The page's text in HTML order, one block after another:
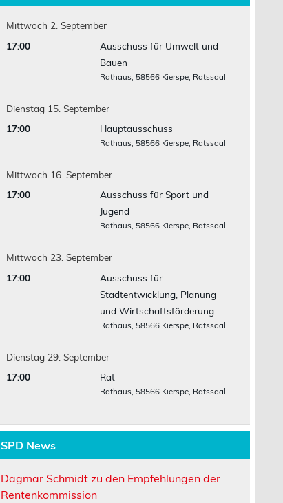
Mittwoch 2. September
17:00
Ausschuss für Umwelt und
Bauen
Rathaus, 58566 Kierspe, Ratssaal
Dienstag 15. September
17:00
Hauptausschuss
Rathaus, 58566 Kierspe, Ratssaal
Mittwoch 16. September
17:00
Ausschuss für Sport und
Jugend
Rathaus, 58566 Kierspe, Ratssaal
Mittwoch 23. September
17:00
Ausschuss für
Stadtentwicklung, Planung
und Wirtschaftsförderung
Rathaus, 58566 Kierspe, Ratssaal
Dienstag 29. September
17:00
Rat
Rathaus, 58566 Kierspe, Ratssaal
SPD News
Dagmar Schmidt zu den Empfehlungen der
Rentenkommission